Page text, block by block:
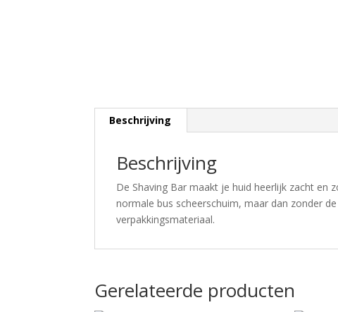
Beschrijving
Beschrijving
De Shaving Bar maakt je huid heerlijk zacht en
normale bus scheerschuim, maar dan zonder
verpakkingsmateriaal.
Gerelateerde producten